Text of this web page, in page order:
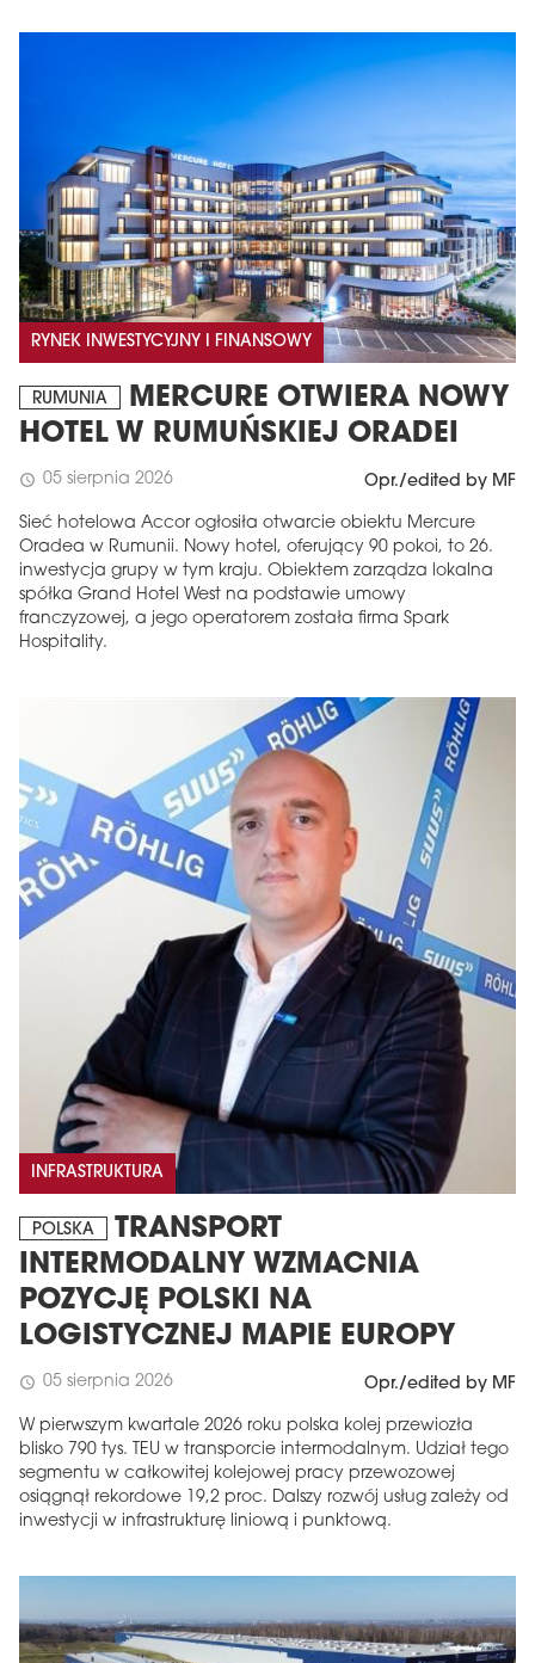
RYNEK INWESTYCYJNY I FINANSOWY
RUMUNIA
MERCURE OTWIERA NOWY
HOTEL W RUMUŃSKIEJ ORADEI
schedule 05 sierpnia 2026 Opr./edited by MF
Sieć hotelowa Accor ogłosiła otwarcie obiektu Mercure
Oradea w Rumunii. Nowy hotel, oferujący 90 pokoi, to 26.
inwestycja grupy w tym kraju. Obiektem zarządza lokalna
spółka Grand Hotel West na podstawie umowy
franczyzowej, a jego operatorem została firma Spark
Hospitality.
INFRASTRUKTURA
POLSKA
TRANSPORT
INTERMODALNY WZMACNIA
POZYCJĘ POLSKI NA
LOGISTYCZNEJ MAPIE EUROPY
schedule 05 sierpnia 2026 Opr./edited by MF
W pierwszym kwartale 2026 roku polska kolej przewiozła
blisko 790 tys. TEU w transporcie intermodalnym. Udział tego
segmentu w całkowitej kolejowej pracy przewozowej
osiągnął rekordowe 19,2 proc. Dalszy rozwój usług zależy od
inwestycji w infrastrukturę liniową i punktową.